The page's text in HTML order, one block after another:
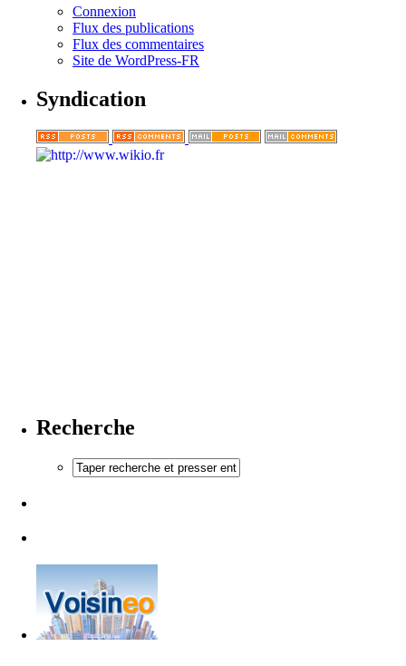
Connexion
Flux des publications
Flux des commentaires
Site de WordPress-FR
Syndication
Recherche